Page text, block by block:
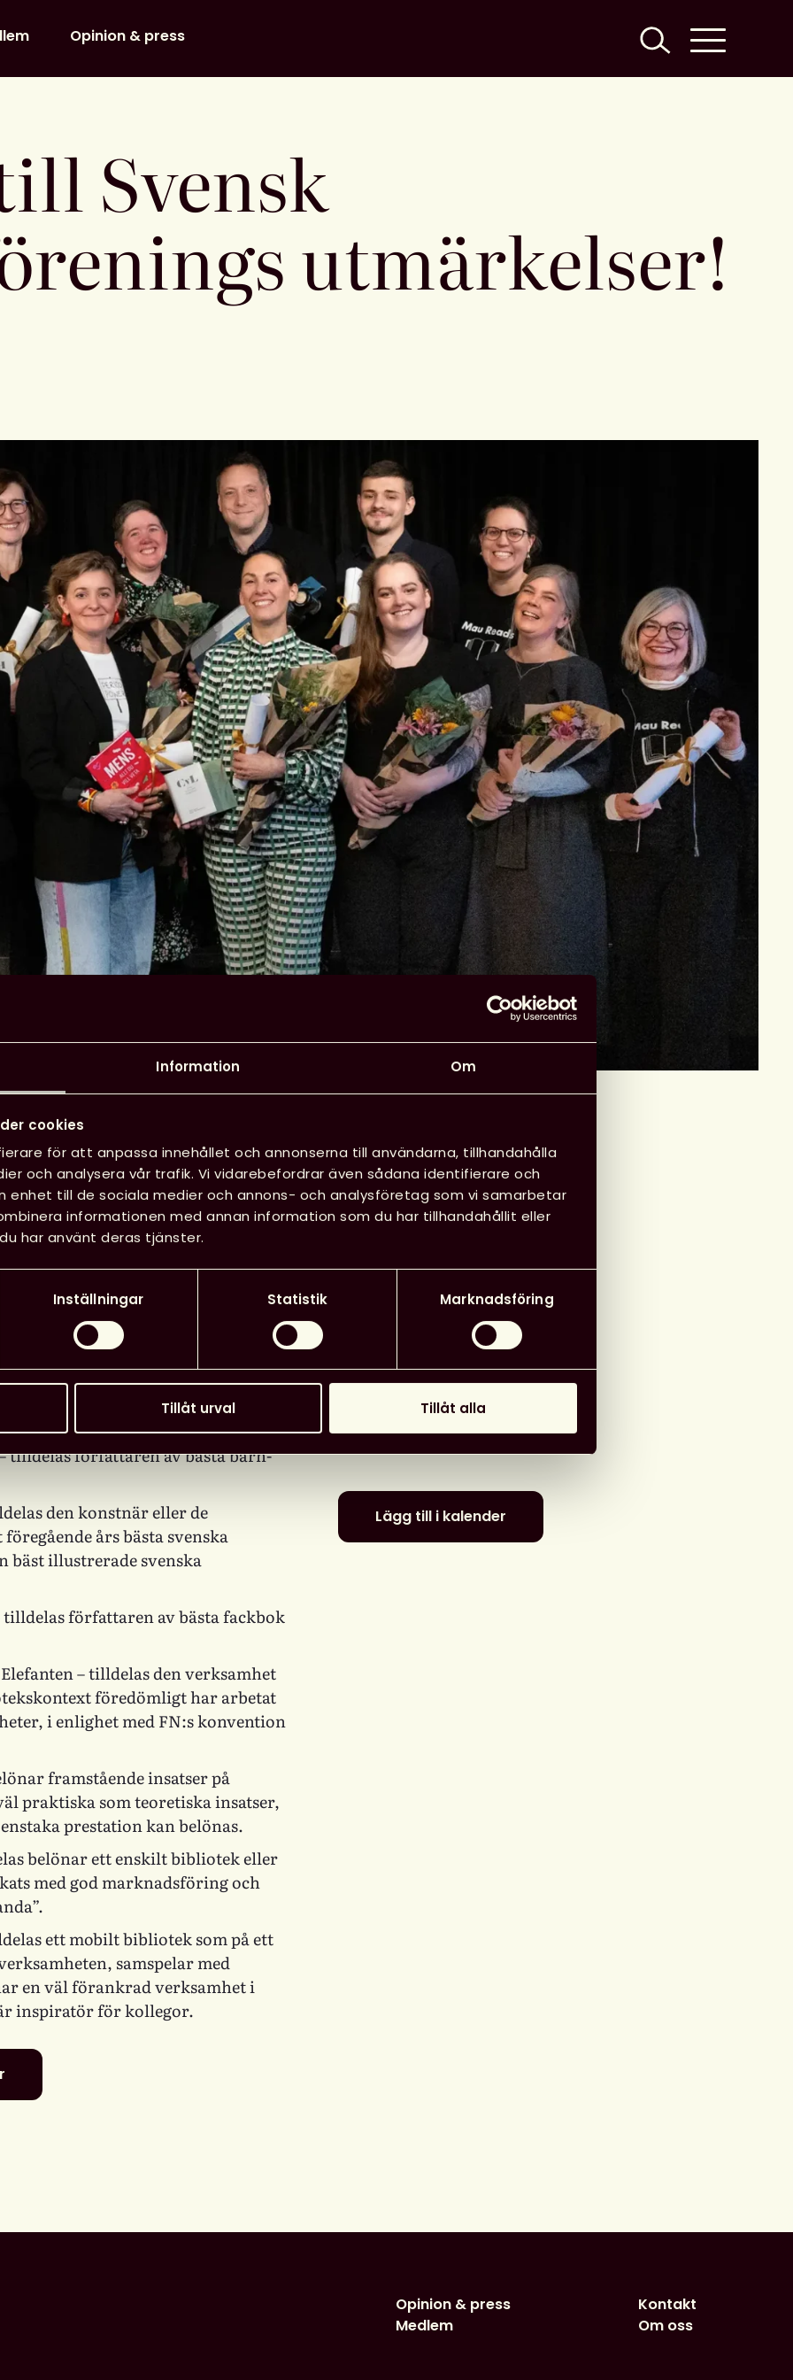
Information Om
cookies
för att anpassa innehållet och annonserna till användarna, tillhandahålla
och analysera vår trafik. Vi vidarebefordrar även sådana identifierare och
enhet till de sociala medier och annons- och analysföretag som vi samarbetar
informationen med annan information som du har tillhandahållit eller
har använt deras tjänster.
Inställningar Statistik Marknadsföring
Tillåt urval Tillåt alla
Opinion & press
Svensk
utmärkelser!
ge förslag till
Svensk
Skicka
mars 2026.
ut ett antal utmärkelser
arbete som görs på bibliotek
att lyfta fram författare och
eller skicka förslag till
tilldelas författaren av bästa barn-
den konstnär eller de
års bästa svenska
bäst illustrerade svenska
tilldelas författaren av bästa fackbok
– tilldelas den verksamhet
föredömligt har arbetat
i enlighet med FN:s konvention
framstående insatser på
praktiska som teoretiska insatser,
prestation kan belönas.
belönar ett enskilt bibliotek eller
med god marknadsföring och
ett mobilt bibliotek som på ett
samspelar med
en väl förankrad verksamhet i
inspiratör för kollegor.
Svensk biblioteksförening
Arrangör:Svensk
biblioteksförening
Datum: 4 mars 2026
Lägg till i kalender
Opinion & press
Medlem
Kontakt
Om oss